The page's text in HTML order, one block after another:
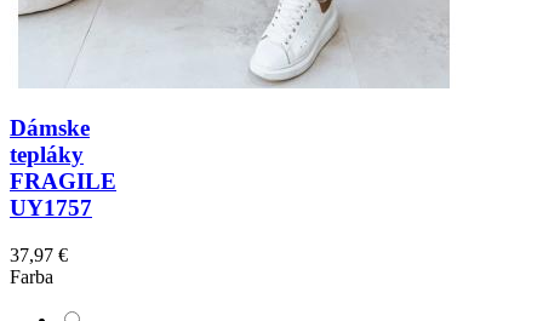
Dámske
tepláky
FRAGILE
UY1757
37,97 €
Farba